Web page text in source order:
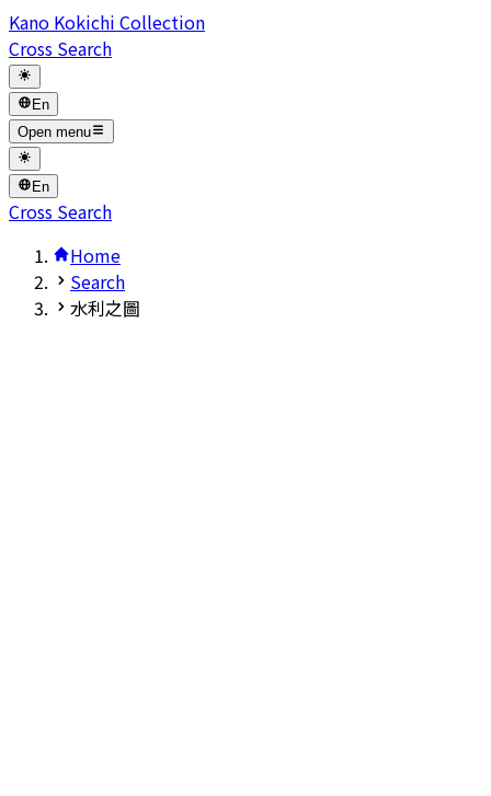
Kano Kokichi Collection
Cross Search
En
Open menu
En
Cross Search
Home
Search
水利之圖